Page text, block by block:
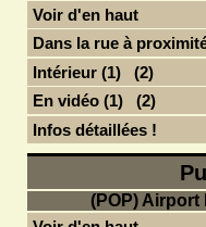
Voir d'en haut
Dans la rue à
Intérieur (1)
(2)
En vidéo (1)
(2)
Infos détaillées !
(POP)